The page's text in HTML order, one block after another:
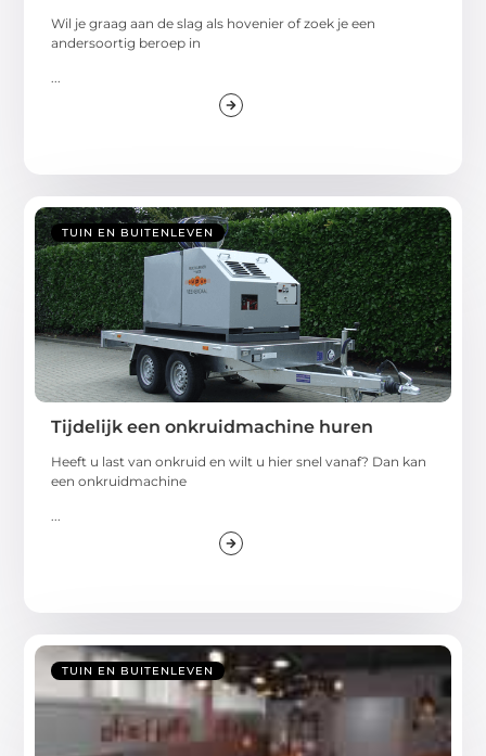
Wil je graag aan de slag als hovenier of zoek je een
andersoortig beroep in
...
TUIN EN BUITENLEVEN
Tijdelijk een onkruidmachine huren
Heeft u last van onkruid en wilt u hier snel vanaf? Dan kan
een onkruidmachine
...
TUIN EN BUITENLEVEN